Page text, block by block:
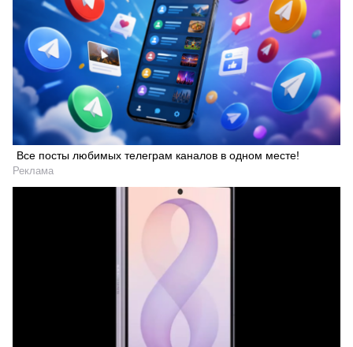
Все посты любимых телеграм каналов в одном месте!
Реклама